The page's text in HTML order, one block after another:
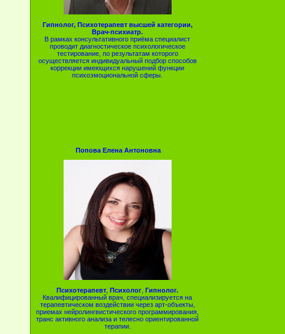
Гипнолог, Психотерапевт высшей категории,
Врач-психиатр.
В рамках консультативного приёма специалист
проводит диагностическое психологическое
тестирование, по результатам которого
осуществляется индивидуальный подбор способов
коррекции имеющихся нарушений функции
психоэмоциональной сферы.
Попова Елена Антоновна
Психотерапевт Психолог Гипнолог.
Квалифицированный врач, специализируется на
терапевтическом воздействии через арт-объекты,
приемах нейролингвистического программирования,
транс активного анализа и телесно ориентированной
терапии.